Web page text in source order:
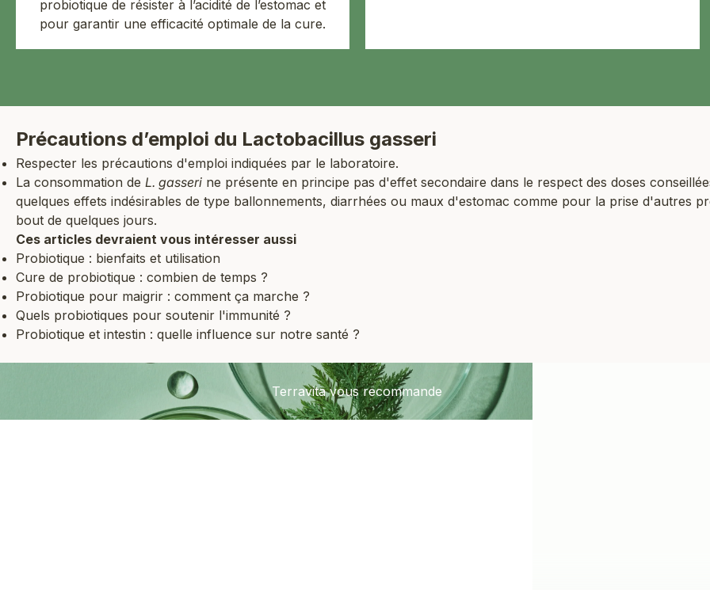
probiotique de résister à l’acidité de l’estomac et
pour garantir une efficacité optimale de la cure.
Précautions d’emploi du Lactobacillus gasseri
Respecter les précautions d'emploi indiquées par le laboratoire.
La consommation de L. gasseri ne présente en principe pas d'effet secondaire dans le respect des doses
quelques effets indésirables de type ballonnements, diarrhées ou maux d'estomac comme pour la prise d'autres
bout de quelques jours.
Ces articles devraient vous intéresser aussi
Probiotique : bienfaits et utilisation
Cure de probiotique : combien de temps ?
Probiotique pour maigrir : comment ça marche ?
Quels probiotiques pour soutenir l'immunité ?
Probiotique et intestin : quelle influence sur notre santé ?
Terravita vous recommande